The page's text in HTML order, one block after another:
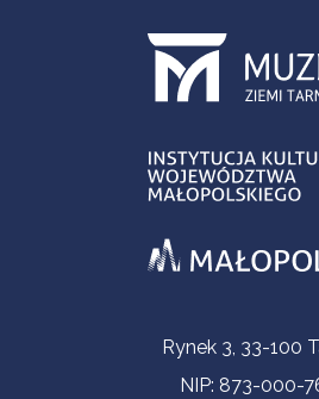
Informacje kontaktowe
Rynek 3, 33-100
NIP: 873-000-